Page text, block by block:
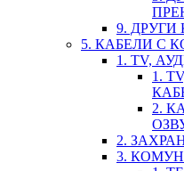
9.
5. КАБЕЛИ С
1. TV,
1.
2.
2.
3.